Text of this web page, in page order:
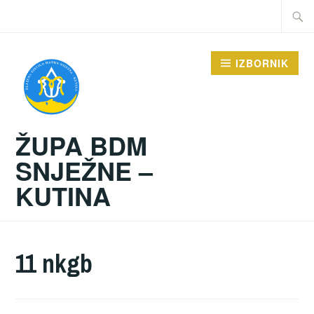
Traži:
ŽUPA BDM
SNJEŽNE –
KUTINA
IZBORNIK
11 nkgb